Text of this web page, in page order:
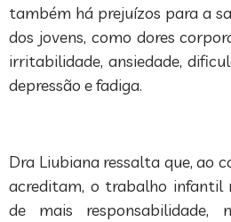
também há prejuízos para a
dos jovens, como dores
irritabilidade, ansiedade,
depressão e fadiga.
Dra Liubiana ressalta que, ao
acreditam, o trabalho infantil
de mais responsabilidade,